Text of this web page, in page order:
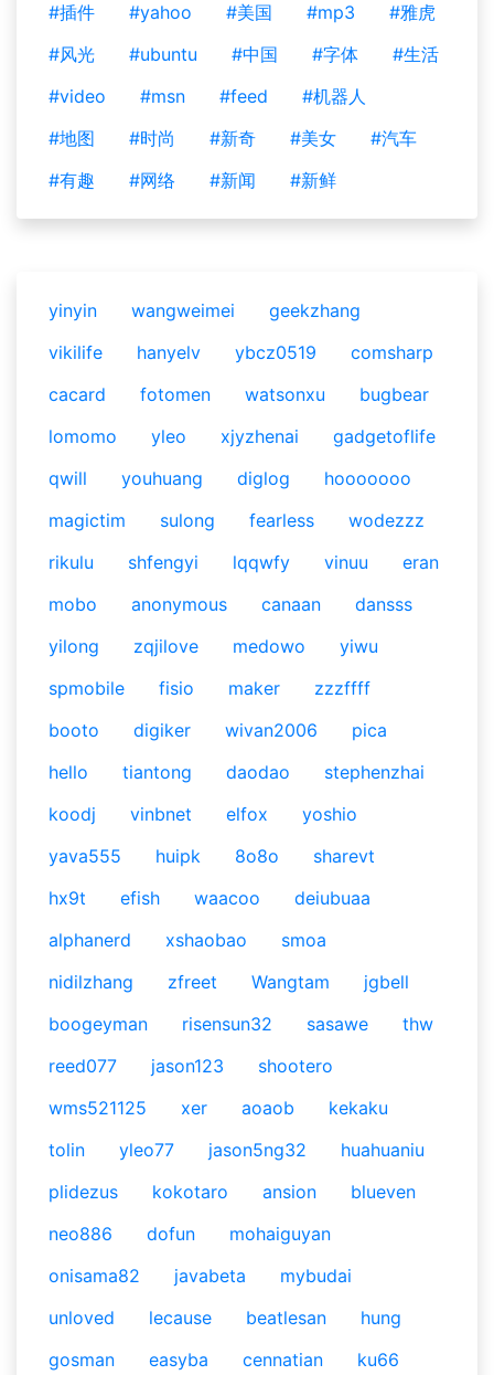
#插件
#yahoo #美国 #mp3
#雅虎
#风光
#ubuntu #中国 #字体
#生活
#video
#msn #feed
#机器人
#地图
#时尚 #新奇 #美女
#汽车
#有趣
#网络 #新闻 #新鲜
yinyin wangweimei
geekzhang
vikilife
hanyelv ybcz0519
comsharp
cacard
fotomen watsonxu
bugbear
lomomo
yleo xjyzhenai
gadgetoflife
qwill
youhuang diglog
hooooooo
magictim
sulong fearless
wodezzz
rikulu
shfengyi lqqwfy vinuu
eran
mobo
anonymous canaan
dansss
yilong
zqjilove medowo
yiwu
spmobile
fisio maker
zzzffff
booto
digiker wivan2006
pica
hello
tiantong daodao
stephenzhai
koodj
vinbnet elfox
yoshio
yava555
huipk 8o8o
sharevt
hx9t
efish waacoo
deiubuaa
alphanerd
xshaobao
smoa
nidilzhang
zfreet Wangtam
jgbell
boogeyman
risensun32 sasawe
thw
reed077
jason123
shootero
wms521125
xer aoaob
kekaku
tolin
yleo77 jason5ng32
huahuaniu
plidezus
kokotaro ansion
blueven
neo886
dofun
mohaiguyan
onisama82
javabeta
mybudai
unloved
lecause beatlesan
hung
gosman
easyba cennatian ku66